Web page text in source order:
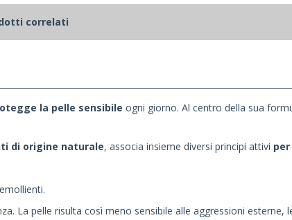
correlati
la pelle sensibile ogni giorno. Al centro della sua
di origine naturale, associa insieme diversi principi attivi
La pelle risulta così meno sensibile alle aggressioni esterne,